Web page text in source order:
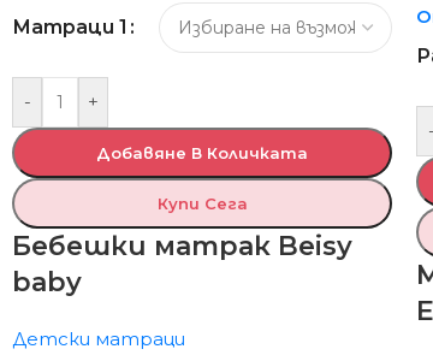
Матраци 1
- +
Добавяне В Количката
Купи Сега
Бебешки матрак Beisy
baby
Детски матраци
-